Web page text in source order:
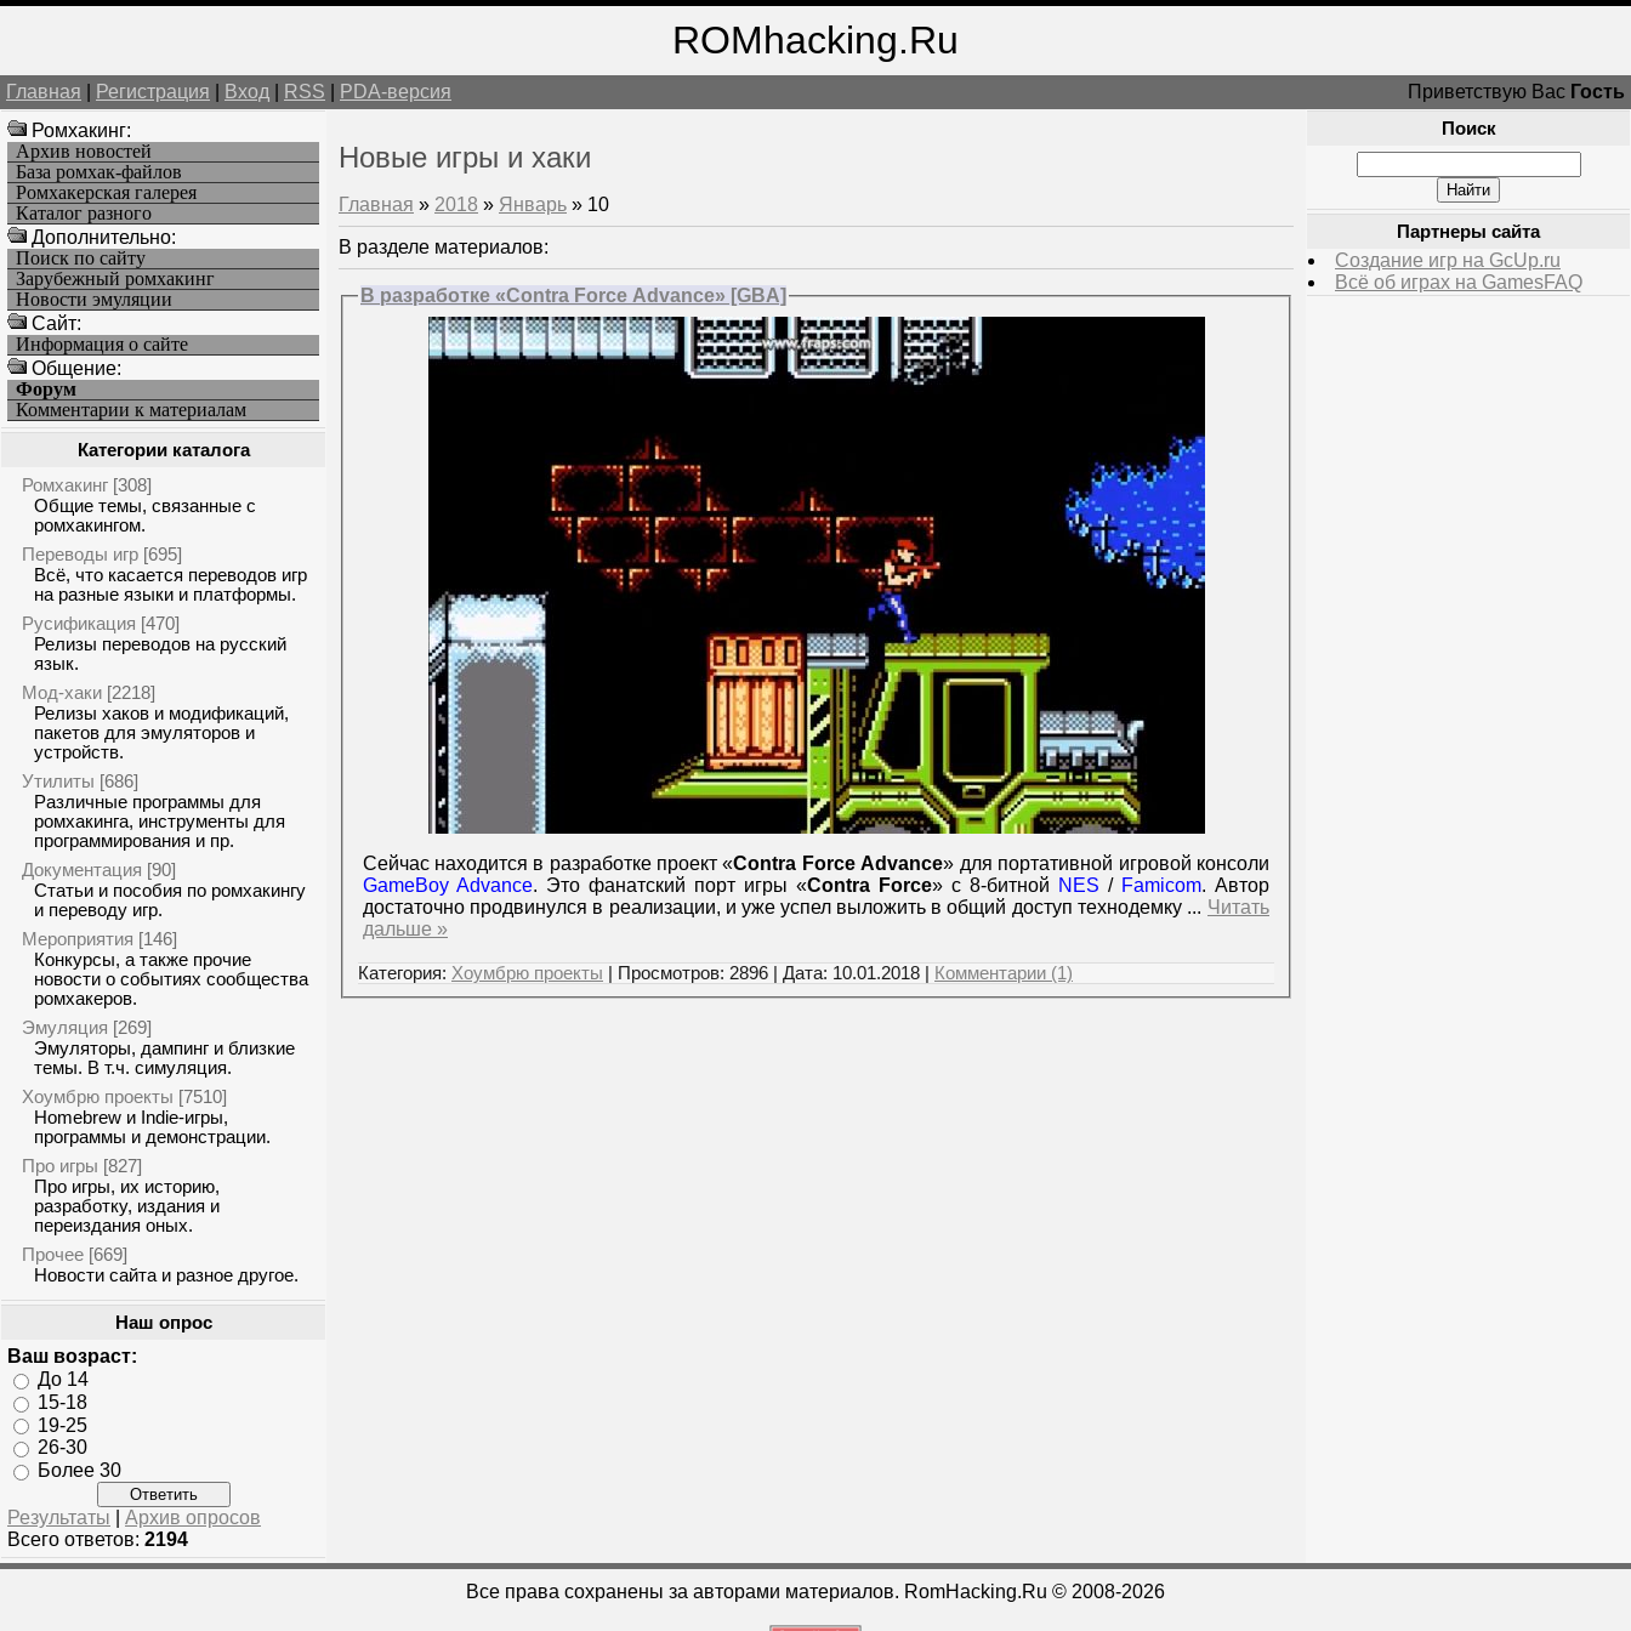
ROMhacking.Ru
Главная Регистрация Вход RSS PDA-версия Приветствую Вас Гость
Ромхакинг:
Архив новостей
База ромхак-файлов
Ромхакерская галерея
Каталог разного
Дополнительно:
Поиск по сайту
Зарубежный ромхакинг
Новости эмуляции
Cайт:
Информация о сайте
Общение:
Форум
Комментарии к материалам
Категории каталога
Ромхакинг [308]
Общие темы, связанные с
ромхакингом.
Переводы игр [695]
Всё, что касается переводов игр
на разные языки и платформы.
Русификация [470]
Релизы переводов на русский
язык.
Мод-хаки [2218]
Релизы хаков и модификаций,
пакетов для эмуляторов и
устройств.
Утилиты [686]
Различные программы для
ромхакинга, инструменты для
программирования и пр.
Документация [90]
Статьи и пособия по ромхакингу
и переводу игр.
Мероприятия [146]
Конкурсы, а также прочие
новости о событиях сообщества
ромхакеров.
Эмуляция [269]
Эмуляторы, дампинг и близкие
темы. В т.ч. симуляция.
Хоумбрю проекты [7510]
Homebrew и Indie-игры,
программы и демонстрации.
Про игры [827]
Про игры, их историю,
разработку, издания и
переиздания оных.
Прочее [669]
Новости сайта и разное другое.
Наш опрос
Ваш возраст:
До 14
15-18
19-25
26-30
Более 30
Результаты
Архив опросов
Всего ответов: 2194
Новые игры и хаки
Главная » 2018 » Январь » 10
В разделе материалов:
В разработке «Contra Force Advance» [GBA]
Сейчас находится в разработке проект «Contra Force Advance» для портативной игровой консоли
GameBoy Advance. Это фанатский порт игры «Contra Force» с 8-битной NES / Famicom. Автор
достаточно продвинулся в реализации, и уже успел выложить в общий доступ технодемку ... Читать
дальше »
Категория: Хоумбрю проекты | Просмотров: 2896 | Дата: 10.01.2018 Комментарии (1)
Поиск
Партнеры сайта
Создание игр на GcUp.ru
Всё об играх на GamesFAQ
Все права сохранены за авторами материалов. RomHacking.Ru © 2008-2026